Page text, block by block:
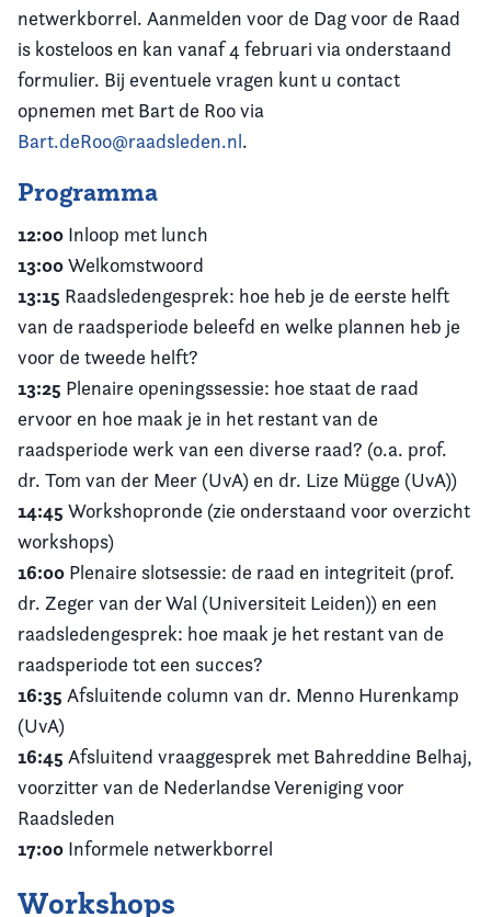
netwerkborrel. Aanmelden voor de Dag voor de Raad
is kosteloos en kan vanaf 4 februari via onderstaand
formulier. Bij eventuele vragen kunt u contact
opnemen met Bart de Roo via
Bart.deRoo@raadsleden.nl.
Programma
12:00 Inloop met lunch
13:00Welkomstwoord
13:15 Raadsledengesprek: hoe heb je de eerste helft
van de raadsperiode beleefd en welke plannen heb je
voor de tweede helft?
13:25 Plenaire openingssessie: hoe staat de raad
ervoor en hoe maak je in het restant van de
raadsperiode werk van een diverse raad? (o.a. prof.
dr. Tom van der Meer (UvA) en dr. Lize Mügge (UvA))
14:45 Workshopronde (zie onderstaand voor overzicht
workshops)
16:00 Plenaire slotsessie: de raad en integriteit (prof.
dr. Zeger van der Wal (Universiteit Leiden)) en een
raadsledengesprek: hoe maak je het restant van de
raadsperiode tot een succes?
16:35 Afsluitende column van dr. Menno Hurenkamp
(UvA)
16:45 Afsluitend vraaggesprek met Bahreddine Belhaj,
voorzitter van de Nederlandse Vereniging voor
Raadsleden
17:00 Informele netwerkborrel
Workshops